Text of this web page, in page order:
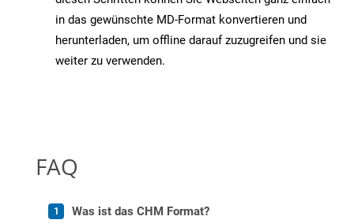
in das gewünschte MD-Format konvertieren und
herunterladen, um offline darauf zuzugreifen und sie
weiter zu verwenden.
FAQ
Was ist das CHM Format?